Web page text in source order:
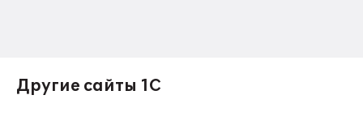
Другие сайты 1С